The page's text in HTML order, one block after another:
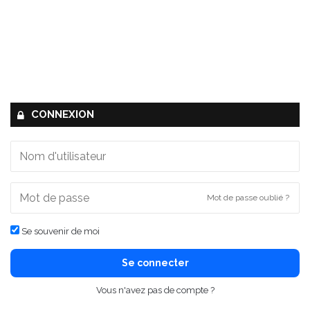
CONNEXION
Mot de passe oublié ?
Se souvenir de moi
Se connecter
Vous n'avez pas de compte ?